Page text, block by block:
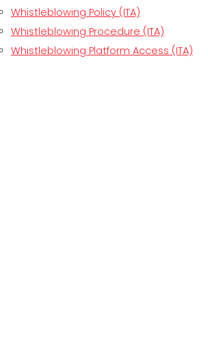
Whistleblowing Policy (ITA)
Whistleblowing Procedure (ITA)
Whistleblowing Platform Access (ITA)